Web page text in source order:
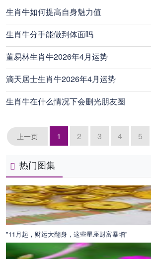
生肖牛如何提高自身魅力值
生肖牛分手能做到体面吗
董易林生肖牛2026年4月运势
滴天居士生肖牛2026年4月运势
生肖牛在什么情况下会删光朋友圈
上一页 1 2 3 4 5
热门图集
"11月起，财运大翻身，这些星座财富暴增"